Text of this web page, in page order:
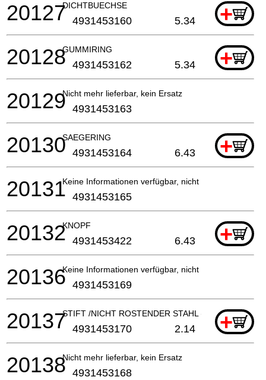
DICHTBUECHSE +
20127 4931453160 5.34
GUMMIRING +
20128 4931453162 5.34
Nicht mehr lieferbar, kein Ersatz
20129 4931453163
SAEGERING +
20130 4931453164 6.43
Keine Informationen verfügbar, nicht bestellbar
20131 4931453165
KNOPF +
20132 4931453422 6.43
Keine Informationen verfügbar, nicht bestellbar
20136 4931453169
STIFT /NICHT ROSTENDER STAHL (2 benötigt)
+
20137 4931453170 2.14
Nicht mehr lieferbar, kein Ersatz
20138 4931453168